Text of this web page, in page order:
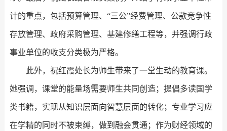
计的重点，包括预算管理、“三公”经费管理、公款竞争性
存放管理、政府采购管理、基建修缮工程等，并强调行政
事业单位的收支分类极为严格。
此外，祝红霞处长为师生带来了一堂生动的教育课。
她强调，课堂的能量场需要师生共同创造；提倡多读国学
类书籍，实现从知识层面向智慧层面的转化；专业学习应
在学精的同时不被束缚，做到融会贯通；作为财经领域的